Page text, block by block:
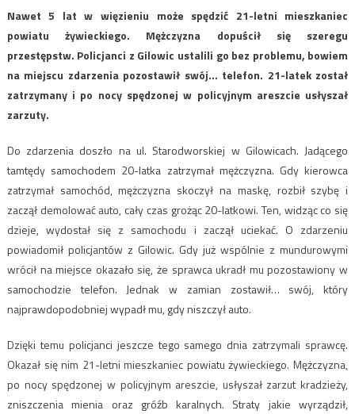
Nawet 5 lat w więzieniu może spędzić 21-letni mieszkaniec
powiatu żywieckiego. Mężczyzna dopuścił się szeregu
przestępstw. Policjanci z Gilowic ustalili go bez problemu, bowiem
na miejscu zdarzenia pozostawił swój… telefon. 21-latek został
zatrzymany i po nocy spędzonej w policyjnym areszcie usłyszał
zarzuty.
Do zdarzenia doszło na ul. Starodworskiej w Gilowicach. Jadącego
tamtędy samochodem 20-latka zatrzymał mężczyzna. Gdy kierowca
zatrzymał samochód, mężczyzna skoczył na maskę, rozbił szybę i
zaczął demolować auto, cały czas grożąc 20-latkowi. Ten, widząc co się
dzieje, wydostał się z samochodu i zaczął uciekać. O zdarzeniu
powiadomił policjantów z Gilowic. Gdy już wspólnie z mundurowymi
wrócił na miejsce okazało się, że sprawca ukradł mu pozostawiony w
samochodzie telefon. Jednak w zamian zostawił… swój, który
najprawdopodobniej wypadł mu, gdy niszczył auto.
Dzięki temu policjanci jeszcze tego samego dnia zatrzymali sprawcę.
Okazał się nim 21-letni mieszkaniec powiatu żywieckiego. Mężczyzna,
po nocy spędzonej w policyjnym areszcie, usłyszał zarzut kradzieży,
zniszczenia mienia oraz gróźb karalnych. Straty jakie wyrządził,